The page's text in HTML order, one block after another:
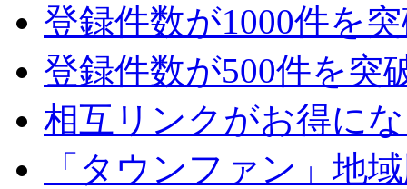
登録件数が1000件を
登録件数が500件を突
相互リンクがお得に
「タウンファン」地